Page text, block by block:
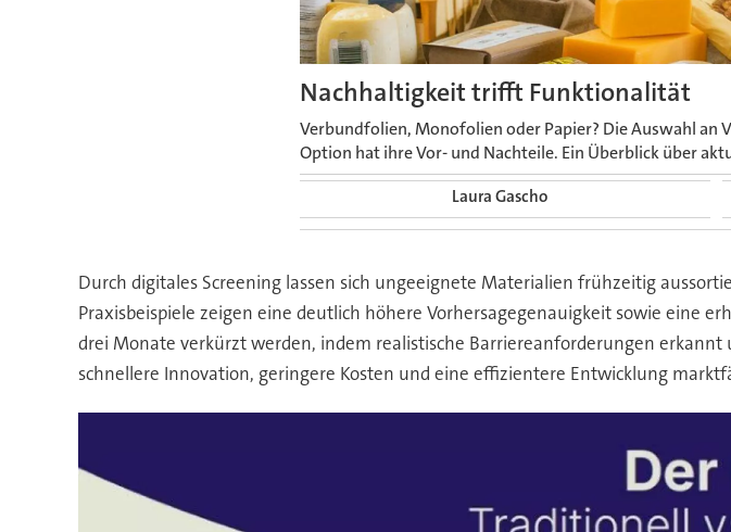
Nachhaltigkeit trifft Funktionalität
Verbundfolien, Monofolien oder Papier? Die Auswahl
Option hat ihre Vor- und Nachteile. Ein Überblick über
Laura Gascho
Durch digitales Screening lassen sich ungeeignete Materialien frühzeitig
Praxisbeispiele zeigen eine deutlich höhere Vorhersagegenauigkeit sowie eine
drei Monate verkürzt werden, indem realistische Barriereanforderungen
schnellere Innovation, geringere Kosten und eine effizientere Entwicklung